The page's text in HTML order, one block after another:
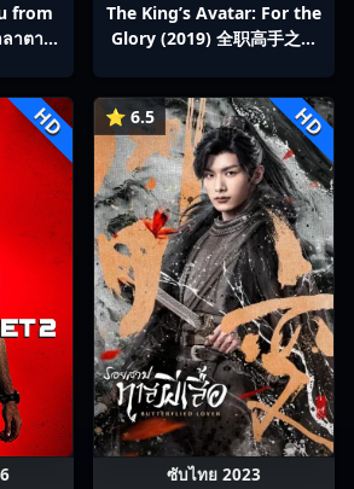
from
าตาย
The King’s Avatar: For the
Glory (2019) 全职高手之巅
HD ⭐ 6.5 HD
ซับไทย 2023